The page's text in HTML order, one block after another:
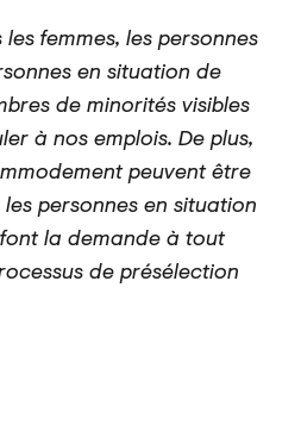
femmes, les personnes
en situation de
de minorités visibles
à nos emplois. De plus,
peuvent être
personnes en situation
la demande à tout
de présélection